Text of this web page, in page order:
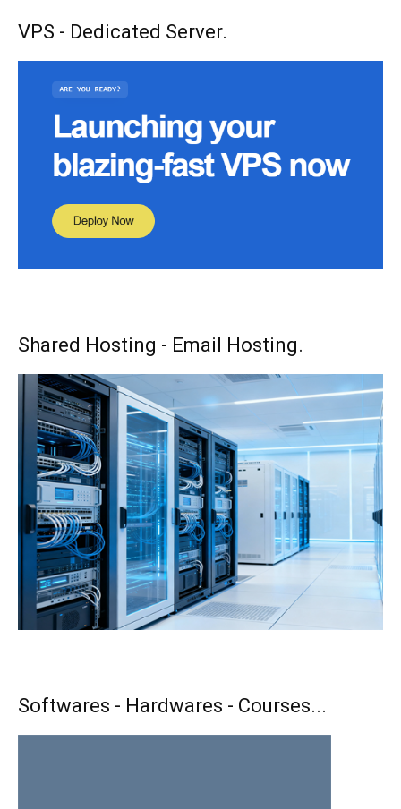
VPS - Dedicated Server.
Shared Hosting - Email Hosting.
Softwares - Hardwares - Courses...